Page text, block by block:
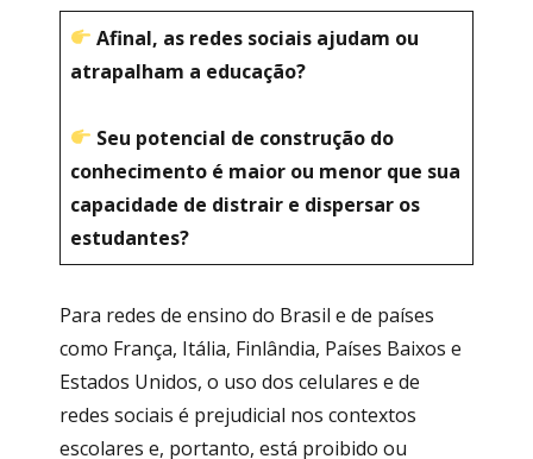
Afinal, as redes sociais ajudam ou
atrapalham a educação?
Seu potencial de construção do
conhecimento é maior ou menor que sua
capacidade de distrair e dispersar os
estudantes?
Para redes de ensino do Brasil e de países
como França, Itália, Finlândia, Países Baixos e
Estados Unidos, o uso dos celulares e de
redes sociais é prejudicial nos contextos
escolares e, portanto, está proibido ou